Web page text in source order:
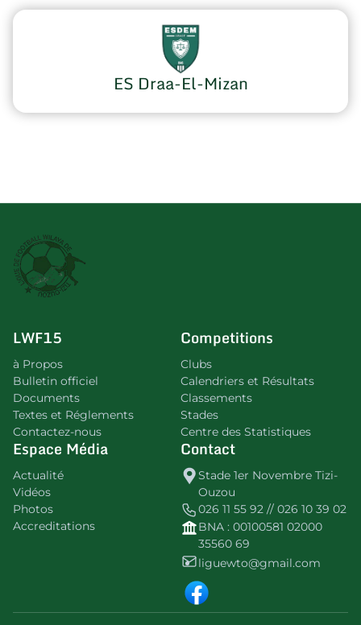
ES Draa-El-Mizan
LWF15
à Propos
Bulletin officiel
Documents
Textes et Réglements
Contactez-nous
Competitions
Clubs
Calendriers et Résultats
Classements
Stades
Centre des Statistiques
Espace Média
Actualité
Vidéos
Photos
Accreditations
Contact
Stade 1er Novembre Tizi-
Ouzou
026 11 55 92 // 026 10 39 02
BNA : 00100581 02000
35560 69
liguewto@gmail.com